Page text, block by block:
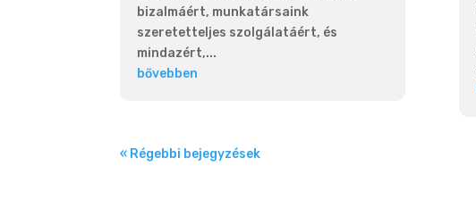
bizalmáért, munkatársaink
szeretetteljes szolgálatáért, és
mindazért,...
bővebben
« Régebbi bejegyzések